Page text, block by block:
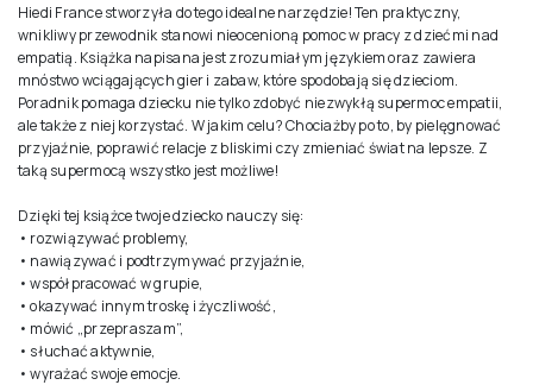
Hiedi France stworzyła do tego idealne narzędzie! Ten praktyczny,
wnikliwy przewodnik stanowi nieocenioną pomoc w pracy z dziećmi nad
empatią. Książka napisana jest zrozumiałym językiem oraz zawiera
mnóstwo wciągających gier i zabaw, które spodobają się dzieciom.
Poradnik pomaga dziecku nie tylko zdobyć niezwykłą supermoc empatii,
ale także z niej korzystać. W jakim celu? Chociażby po to, by pielęgnować
przyjaźnie, poprawić relacje z bliskimi czy zmieniać świat na lepsze. Z
taką supermocą wszystko jest możliwe!
Dzięki tej książce twoje dziecko nauczy się:
• rozwiązywać problemy,
• nawiązywać i podtrzymywać przyjaźnie,
• współpracować w grupie,
• okazywać innym troskę i życzliwość,
• mówić „przepraszam”,
• słuchać aktywnie,
• wyrażać swoje emocje.